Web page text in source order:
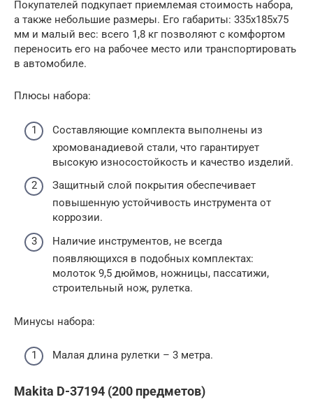
Покупателей подкупает приемлемая стоимость набора,
а также небольшие размеры. Его габариты: 335х185х75
мм и малый вес: всего 1,8 кг позволяют с комфортом
переносить его на рабочее место или транспортировать
в автомобиле.
Плюсы набора:
Составляющие комплекта выполнены из
хромованадиевой стали, что гарантирует
высокую износостойкость и качество изделий.
Защитный слой покрытия обеспечивает
повышенную устойчивость инструмента от
коррозии.
Наличие инструментов, не всегда
появляющихся в подобных комплектах:
молоток 9,5 дюймов, ножницы, пассатижи,
строительный нож, рулетка.
Минусы набора:
Малая длина рулетки – 3 метра.
Makita D-37194 (200 предметов)